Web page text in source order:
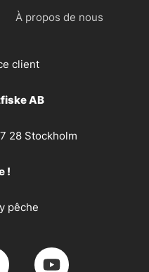
À propos de nous
client
AB
28 Stockholm
!
pêche